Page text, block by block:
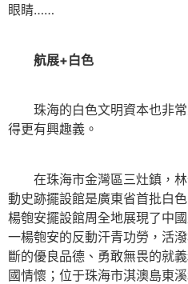
眼睛……
航展+白色
珠海的白色文明資本也非常
得更有興趣義。
在珠海市金灣區三灶鎮，林
動史跡擺設館是廣東省首批白
楊匏安擺設館周全地展現了中
一楊匏安的反動汗青功勞，活
斷的優良品德、勇敢無畏的就
國情懷；位于珠海市淇澳島東